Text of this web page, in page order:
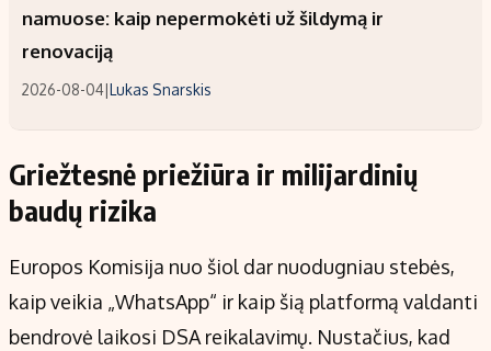
namuose: kaip nepermokėti už šildymą ir
renovaciją
2026-08-04|Lukas Snarskis
Griežtesnė priežiūra ir milijardinių
baudų rizika
Europos Komisija nuo šiol dar nuodugniau stebės,
kaip veikia „WhatsApp“ ir kaip šią platformą valdanti
bendrovė laikosi DSA reikalavimų. Nustačius, kad